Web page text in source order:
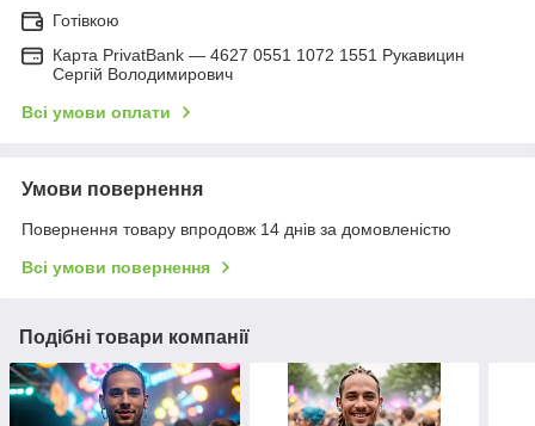
Готівкою
Карта PrivatBank — 4627 0551 1072 1551 Рукавицин
Сергій Володимирович
Всі умови оплати
Умови повернення
Повернення товару впродовж 14 днів за домовленістю
Всі умови повернення
Подібні товари компанії